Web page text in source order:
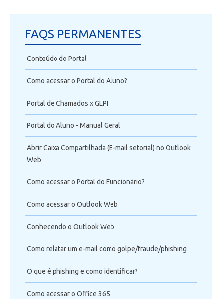
FAQS PERMANENTES
Conteúdo do Portal
Como acessar o Portal do Aluno?
Portal de Chamados x GLPI
Portal do Aluno - Manual Geral
Abrir Caixa Compartilhada (E-mail setorial) no Outlook
Web
Como acessar o Portal do Funcionário?
Como acessar o Outlook Web
Conhecendo o Outlook Web
Como relatar um e-mail como golpe/fraude/phishing
O que é phishing e como identificar?
Como acessar o Office 365